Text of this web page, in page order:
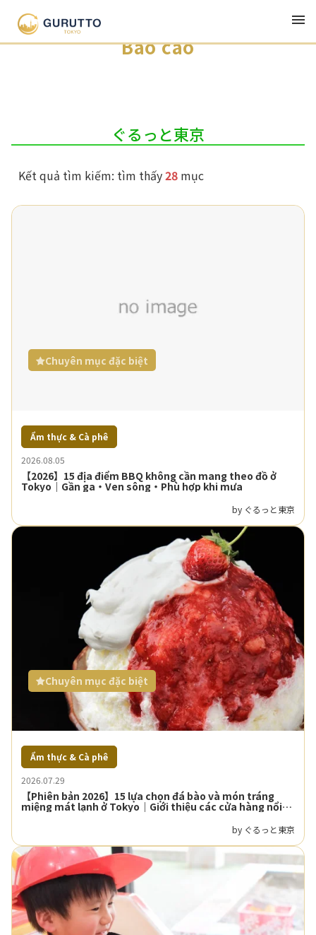
Mới nhất Thể loại
Báo cáo
ぐるっと東京
Kết quả tìm kiếm: tìm thấy28 mục
Chuyên mục đặc biệt
Ẩm thực & Cà phê
2026.08.05
【2026】15 địa điểm BBQ không cần mang theo đồ ở
Tokyo｜Gần ga・Ven sông・Phù hợp khi mưa
by ぐるっと東京
Chuyên mục đặc biệt
Ẩm thực & Cà phê
2026.07.29
【Phiên bản 2026】15 lựa chọn đá bào và món tráng
miệng mát lạnh ở Tokyo｜Giới thiệu các cửa hàng nổi
by ぐるっと東京